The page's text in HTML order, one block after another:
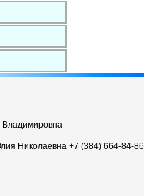
Владимировна
Николаевна +7 (384) 664-84-86